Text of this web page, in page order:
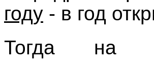
году - в год
Тогда на